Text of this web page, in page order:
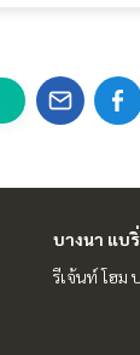
บางนา แบ
รีเจ้นท์ โฮม